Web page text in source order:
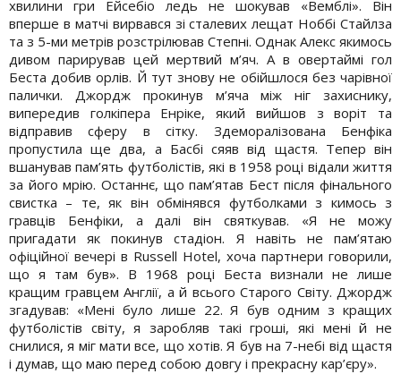
хвилини гри Ейсебіо ледь не шокував «Вемблі». Він
вперше в матчі вирвався зі сталевих лещат Ноббі Стайлза
та з 5-ми метрів розстрілював Степні. Однак Алекс якимось
дивом парирував цей мертвий м’яч. А в овертаймі гол
Беста добив орлів. Й тут знову не обійшлося без чарівної
палички. Джордж прокинув м’яча між ніг захиснику,
випередив голкіпера Енріке, який вийшов з воріт та
відправив сферу в сітку. Здеморалізована Бенфіка
пропустила ще два, а Басбі сяяв від щастя. Тепер він
вшанував пам’ять футболістів, які в 1958 році відали життя
за його мрію. Останнє, що пам’ятав Бест після фінального
свистка – те, як він обмінявся футболками з кимось з
гравців Бенфіки, а далі він святкував. «Я не можу
пригадати як покинув стадіон. Я навіть не пам’ятаю
офіційної вечері в Russell Hotel, хоча партнери говорили,
що я там був». В 1968 році Беста визнали не лише
кращим гравцем Англії, а й всього Старого Світу. Джордж
згадував: «Мені було лише 22. Я був одним з кращих
футболістів світу, я заробляв такі гроші, які мені й не
снилися, я міг мати все, що хотів. Я був на 7-небі від щастя
і думав, що маю перед собою довгу і прекрасну кар’єру».